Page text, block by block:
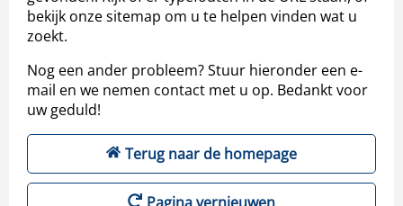
bekijk onze sitemap om u te helpen vinden wat u
zoekt.
Nog een ander probleem? Stuur hieronder een e-
mail en we nemen contact met u op. Bedankt voor
uw geduld!
Terug naar de homepage